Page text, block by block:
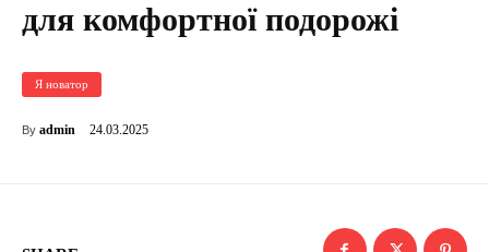
для комфортної подорожі
Я новатор
By admin 24.03.2025